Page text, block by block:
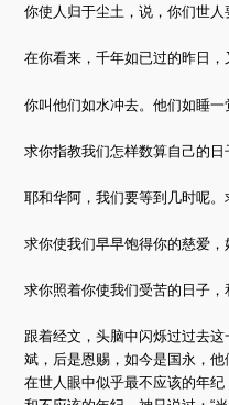
你使人归于尘土，说，你们世人
在你看来，千年如已过的昨日，
你叫他们如水冲去。他们如睡一
求你指教我们怎样数算自己的日
耶和华阿，我们要等到几时呢。
求你使我们早早饱得你的慈爱，
求你照着你使我们受苦的日子，
跟着经文，头脑中闪烁过过去
斌，后是恩赐，如今是国永，
在世人眼中似乎最不应该的年